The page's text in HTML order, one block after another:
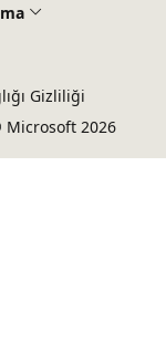
Gizliliği
2026